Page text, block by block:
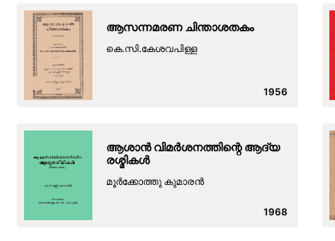
ആസന്നമരണ ചിന്താശതകം
കെ.സി.കേശവപിള്ള
1956
ആശാൻ വിമർശനത്തിന്റെ ആദ്യ
രശ്മികൾ
മൂർക്കോത്തു കുമാരൻ
1968